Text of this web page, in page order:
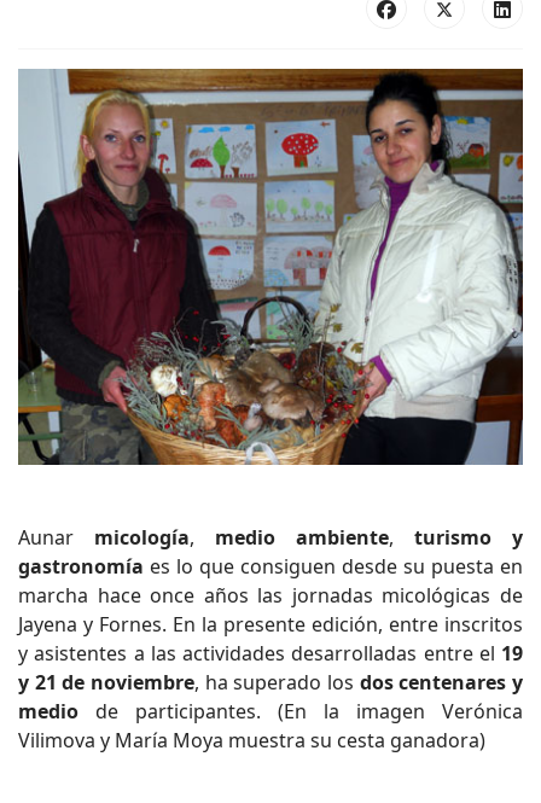
Aunar micología, medio ambiente, turismo y
gastronomía es lo que consiguen desde su puesta en
marcha hace once años las jornadas micológicas de
Jayena y Fornes. En la presente edición, entre inscritos
y asistentes a las actividades desarrolladas entre el 19
y 21 de noviembre, ha superado los dos centenares y
medio de participantes. (En la imagen Verónica
Vilimova y María Moya muestra su cesta ganadora)